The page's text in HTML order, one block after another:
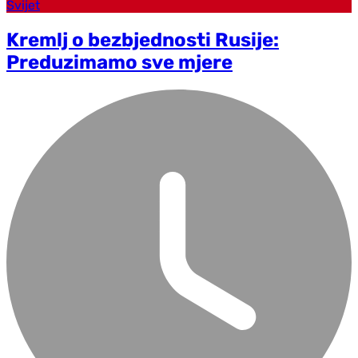
Svijet
Kremlj o bezbjednosti Rusije:
Preduzimamo sve mjere